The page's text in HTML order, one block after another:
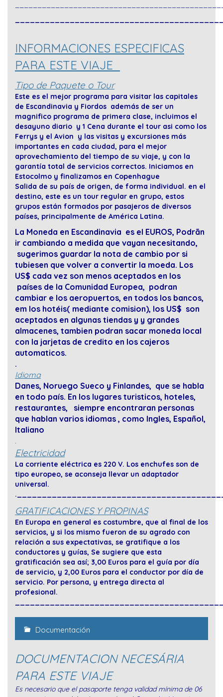
INFORMACIONES ESPECIFICAS
PARA ESTE VIAJE
Tipo de Paquete o Tour
Este es el mejor programa para visitar las capitales
de Escandinavia y Fiordos además de ser un
magnifico programa de primera clase, incluimos el
desayuno diario y 1 Cena durante el tour asi como los
Ferrys y el Avion y las visitas y excursiones más
importantes en cada ciudad, para el mejor
aprovechamiento del tiempo de su viaje, y con la
garantía total de servicios correctos. Iniciamos en
Estocolmo y finalizamos en Copenhague
Salida de su país de origen, de forma individual. en el
destino, este es un tour regular en grupo, estos
grupos están formados por pasajeros de diversos
países, principalmente de América Latina.
La Moneda en Escandinavia es el EUROS, Podrãn
ir cambiando a medida que vayan necesitando,
sugerimos guardar la nota de cambio por si
tubiesen que volver a convertir la moeda. Los
US$ cada vez son menos aceptados en los
países de la Comunidad Europea, podran
cambiar e los aeropuertos, en todos los bancos,
em los hotéis( mediante comision), los US$ son
aceptados en algunas tiendas y y grandes
almacenes, tambien podran sacar moneda local
con la jarjetas de credito en los cajeros
automaticos.
.
Idioma
Danes, Noruego Sueco y Finlandes, que se habla
en todo país. En los lugares turisticos, hoteles,
restaurantes, siempre encontraran personas
que hablan varios idiomas , como Ingles, Español,
Italiano
.
Electricidad
La corriente eléctrica es 220 V. Los enchufes son de
tipo europeo, se aconseja llevar un adaptador
universal.
.
GRATIFICACIONES Y PROPINAS
En Europa en general es costumbre, que al final de los
servicios, y si los mismo fueron de su agrado con
relación a sus expectativas, se gratifique a los
conductores y guías, Se sugiere que esta
gratificación sea así; 3,00 Euros para el guía por día
de servicio, y 2,00 Euros para el conductor por día de
servicio. Por persona, y entrega directa al
profesional.
Documentación
DOCUMENTACION NECESÁRIA
PARA ESTE VIAJE
Es necesario que el pasaporte tenga validad mínima de 06